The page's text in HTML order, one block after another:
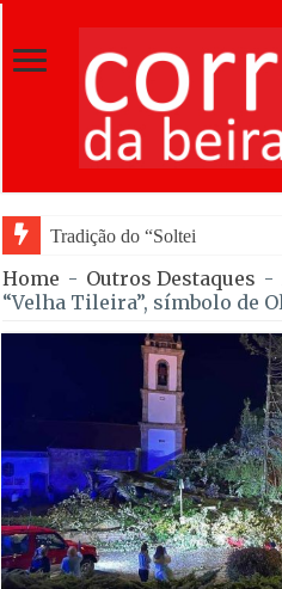
Tradição do “Solteiros vs
Home - Outros Destaques -
“Velha Tileira”, símbolo de